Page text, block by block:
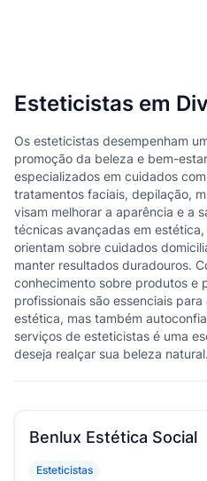
Esteticistas em
Os esteticistas desempenham
promoção da beleza e bem-
especializados em cuidados
tratamentos faciais, depilação,
visam melhorar a aparência e a
técnicas avançadas em
orientam sobre cuidados
manter resultados duradouros.
conhecimento sobre produtos e
profissionais são essenciais
estética, mas também
serviços de esteticistas é uma
deseja realçar sua beleza natural.
Benlux Estética Social
Esteticistas